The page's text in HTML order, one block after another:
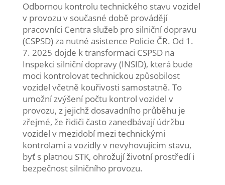
Odbornou kontrolu technického stavu vozidel
v provozu v současné době provádějí
pracovníci Centra služeb pro silniční dopravu
(CSPSD) za nutné asistence Policie ČR. Od 1.
7. 2025 dojde k transformaci CSPSD na
Inspekci silniční dopravy (INSID), která bude
moci kontrolovat technickou způsobilost
vozidel včetně kouřivosti samostatně. To
umožní zvýšení počtu kontrol vozidel v
provozu, z jejichž dosavadního průběhu je
zřejmé, že řidiči často zanedbávají údržbu
vozidel v mezidobí mezi technickými
kontrolami a vozidly v nevyhovujícím stavu,
byť s platnou STK, ohrožují životní prostředí i
bezpečnost silničního provozu.